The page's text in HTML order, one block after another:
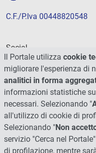
C.F./P.Iva 00448820548
Social
Il Portale utilizza cookie
migliorare l'esperienza di
analitici in forma
informazioni statistiche
necessari. Selezionando "
all'utilizzo di cookie di
Selezionando "Non
servizio "Cerca nel
di profilazione, mentre